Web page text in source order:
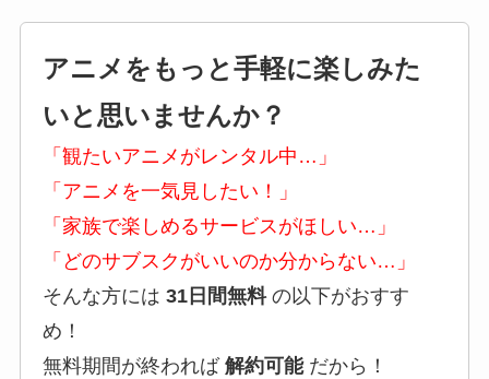
アニメをもっと手軽に楽しみた
いと思いませんか？
「観たいアニメがレンタル中…」
「アニメを一気見したい！」
「家族で楽しめるサービスがほしい…」
「どのサブスクがいいのか分からない…」
そんな方には 31日間無料の以下がおすす
め！
無料期間が終われば 解約可能だから！